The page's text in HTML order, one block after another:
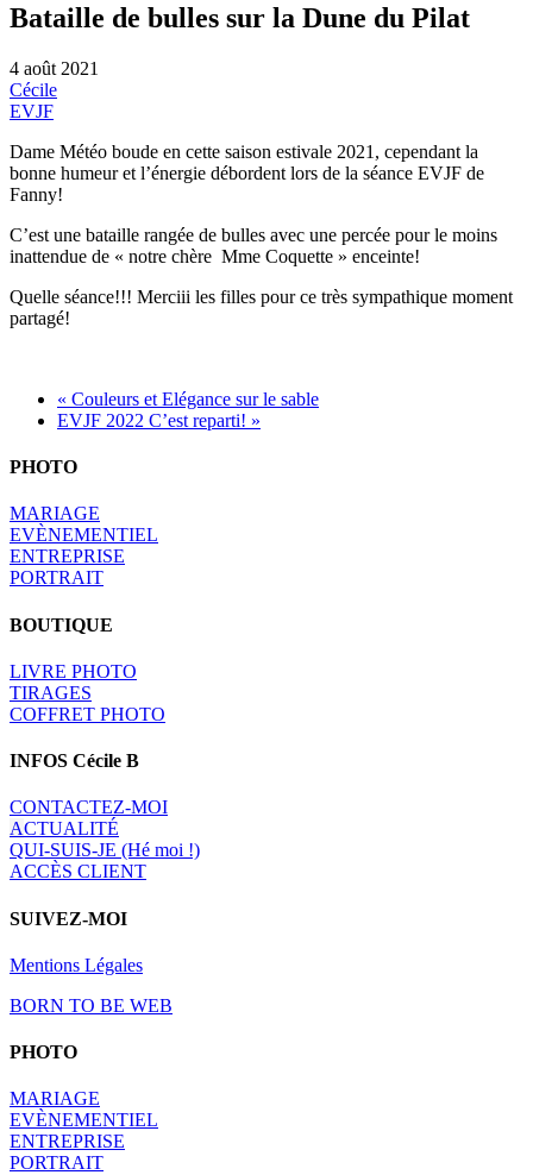
Bataille de bulles sur la Dune du Pilat
4 août 2021
Cécile
EVJF
Dame Météo boude en cette saison estivale 2021, cependant la
bonne humeur et l’énergie débordent lors de la séance EVJF de
Fanny!
C’est une bataille rangée de bulles avec une percée pour le moins
inattendue de « notre chère Mme Coquette » enceinte!
Quelle séance!!! Merciii les filles pour ce très sympathique moment
partagé!
« Couleurs et Elégance sur le sable
EVJF 2022 C’est reparti! »
PHOTO
MARIAGE
EVÈNEMENTIEL
ENTREPRISE
PORTRAIT
BOUTIQUE
LIVRE PHOTO
TIRAGES
COFFRET PHOTO
INFOS Cécile B
CONTACTEZ-MOI
ACTUALITÉ
QUI-SUIS-JE (Hé moi !)
ACCÈS CLIENT
SUIVEZ-MOI
Mentions Légales
BORN TO BE WEB
PHOTO
MARIAGE
EVÈNEMENTIEL
ENTREPRISE
PORTRAIT